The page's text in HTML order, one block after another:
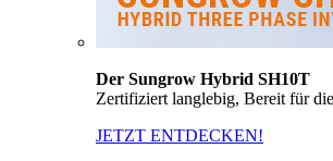
Der Sungrow Hybrid SH10T
Zertifiziert langlebig, Bereit für
JETZT ENTDECKEN!